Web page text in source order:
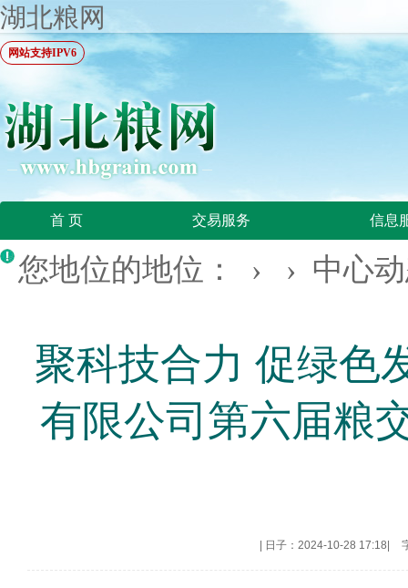
湖北粮网
网站支持IPV6
首 页 交易服务 信息
您地位的地位： › › 中心
聚科技合力 促绿
有限公司第六届粮
日子：2024-10-28 17:18